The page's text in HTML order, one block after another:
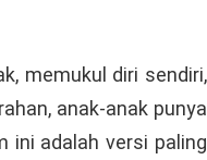
memukul diri sendiri,
anak-anak punya
ini adalah versi paling